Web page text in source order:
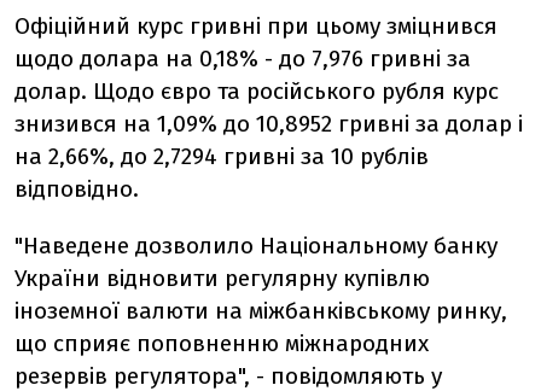
Офіційний курс гривні при цьому зміцнився
щодо долара на 0,18% - до 7,976 гривні за
долар. Щодо євро та російського рубля курс
знизився на 1,09% до 10,8952 гривні за долар і
на 2,66%, до 2,7294 гривні за 10 рублів
відповідно.
"Наведене дозволило Національному банку
України відновити регулярну купівлю
іноземної валюти на міжбанківському ринку,
що сприяє поповненню міжнародних
резервів регулятора", - повідомляють у